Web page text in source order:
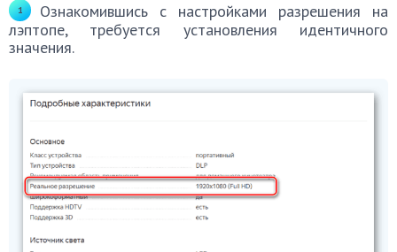
Ознакомившись с настройками разрешения на
лэптопе, требуется установления идентичного
значения.